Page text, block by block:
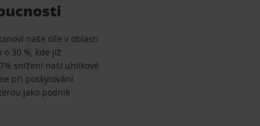
naše cíle v oblasti
30 %, kde již
snížení naší uhlíkové
při poskytování
jako podnik